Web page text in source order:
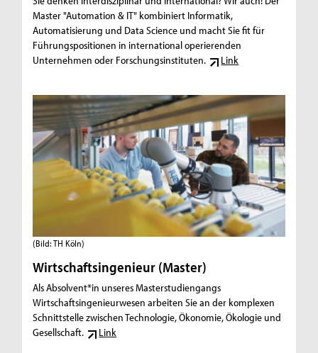
Master "Automation & IT" kombiniert Informatik,
Automatisierung und Data Science und macht Sie fit für
Führungspositionen in international operierenden
Unternehmen oder Forschungsinstituten.
Link
(Bild: TH Köln)
Wirtschaftsingenieur (Master)
Als Absolvent*in unseres Masterstudiengangs
Wirtschaftsingenieurwesen arbeiten Sie an der komplexen
Schnittstelle zwischen Technologie, Ökonomie, Ökologie und
Gesellschaft.
Link